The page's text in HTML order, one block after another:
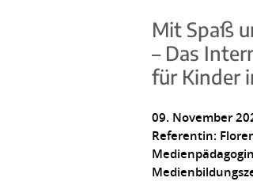
Mit Spaß
– Das
für Kinder
09. November
Referentin: